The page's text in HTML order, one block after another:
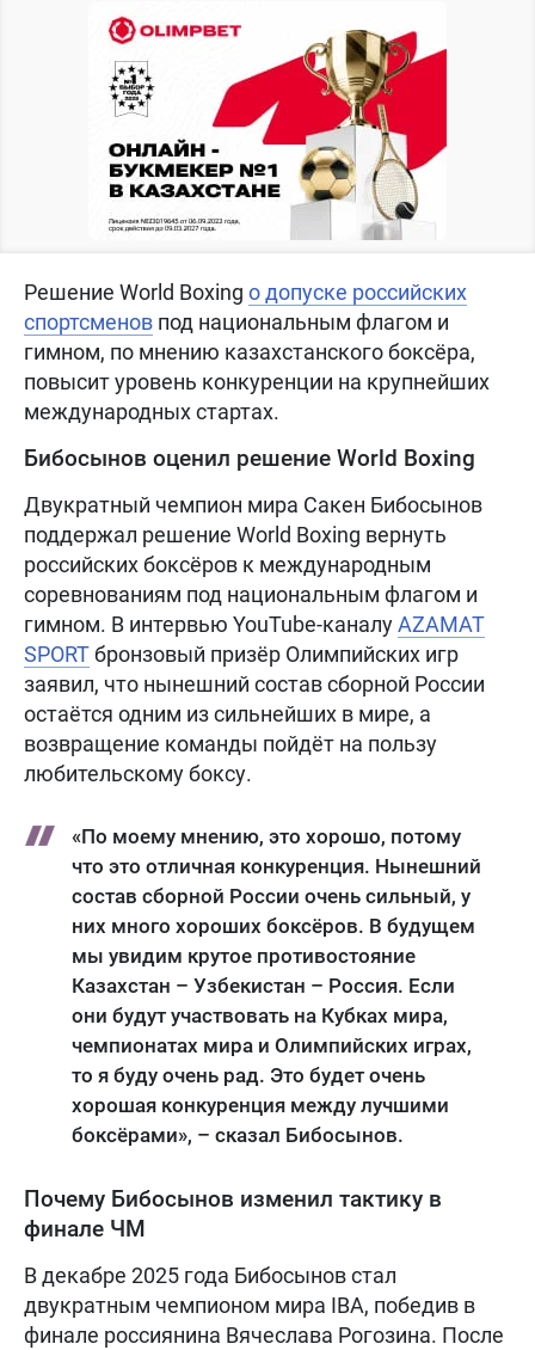
Решение World Boxing о допуске российских
спортсменов под национальным флагом и
гимном, по мнению казахстанского боксёра,
повысит уровень конкуренции на крупнейших
международных стартах.
Бибосынов оценил решение World Boxing
Двукратный чемпион мира Сакен Бибосынов
поддержал решение World Boxing вернуть
российских боксёров к международным
соревнованиям под национальным флагом и
гимном. В интервью YouTube-каналуAZAMAT
SPORTбронзовый призёр Олимпийских игр
заявил, что нынешний состав сборной России
остаётся одним из сильнейших в мире, а
возвращение команды пойдёт на пользу
любительскому боксу.
«По моему мнению, это хорошо, потому
что это отличная конкуренция. Нынешний
состав сборной России очень сильный, у
них много хороших боксёров. В будущем
мы увидим крутое противостояние
Казахстан – Узбекистан – Россия. Если
они будут участвовать на Кубках мира,
чемпионатах мира и Олимпийских играх,
то я буду очень рад. Это будет очень
хорошая конкуренция между лучшими
боксёрами», – сказал Бибосынов.
Почему Бибосынов изменил тактику в
финале ЧМ
В декабре 2025 года Бибосынов стал
двукратным чемпионом мира IBA, победив в
финале россиянина Вячеслава Рогозина. После